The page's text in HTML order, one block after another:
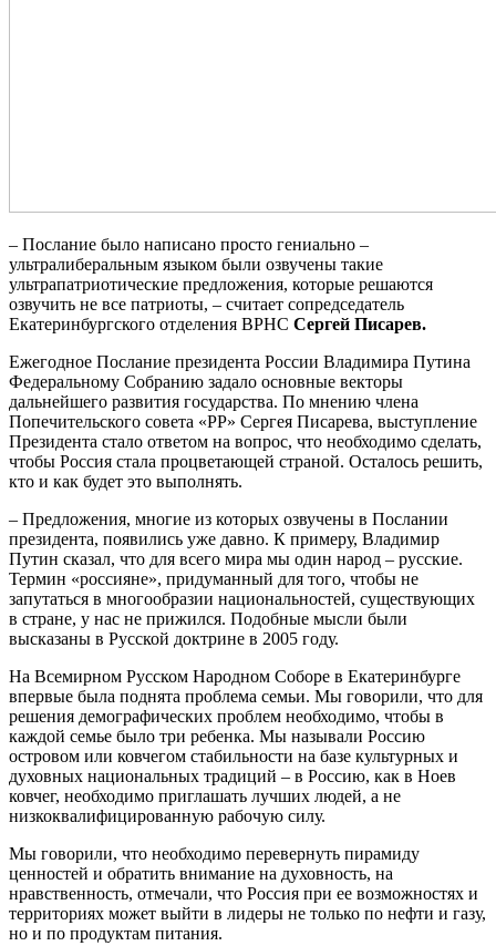
– Послание было написано просто гениально –
ультралиберальным языком были озвучены такие
ультрапатриотические предложения, которые решаются
озвучить не все патриоты, – считает сопредседатель
Екатеринбургского отделения ВРНС Сергей Писарев.
Ежегодное Послание президента России Владимира Путина
Федеральному Собранию задало основные векторы
дальнейшего развития государства. По мнению члена
Попечительского совета «РР» Сергея Писарева, выступление
Президента стало ответом на вопрос, что необходимо сделать,
чтобы Россия стала процветающей страной. Осталось решить,
кто и как будет это выполнять.
– Предложения, многие из которых озвучены в Послании
президента, появились уже давно. К примеру, Владимир
Путин сказал, что для всего мира мы один народ – русские.
Термин «россияне», придуманный для того, чтобы не
запутаться в многообразии национальностей, существующих
в стране, у нас не прижился. Подобные мысли были
высказаны в Русской доктрине в 2005 году.
На Всемирном Русском Народном Соборе в Екатеринбурге
впервые была поднята проблема семьи. Мы говорили, что для
решения демографических проблем необходимо, чтобы в
каждой семье было три ребенка. Мы называли Россию
островом или ковчегом стабильности на базе культурных и
духовных национальных традиций – в Россию, как в Ноев
ковчег, необходимо приглашать лучших людей, а не
низкоквалифицированную рабочую силу.
Мы говорили, что необходимо перевернуть пирамиду
ценностей и обратить внимание на духовность, на
нравственность, отмечали, что Россия при ее возможностях и
территориях может выйти в лидеры не только по нефти и газу,
но и по продуктам питания.